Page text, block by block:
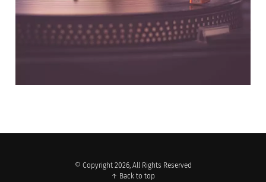
© Copyright 2026, All Rights Reserved
↑ Back to top